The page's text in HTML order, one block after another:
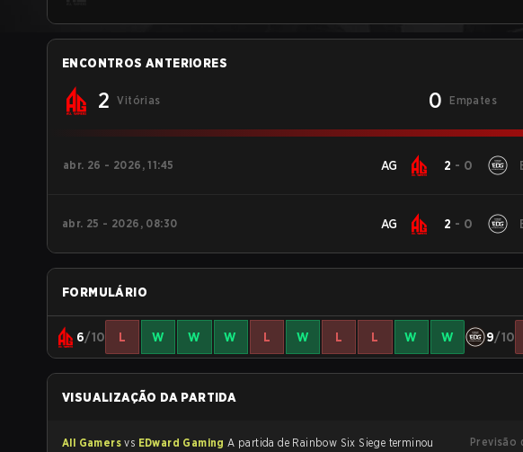
ENCONTROS ANTERIORES
2 Vitórias 0 Empates
abr. 26 - 2026, 11:45 AG 2 - 0
abr. 25 - 2026, 08:30 AG 2 - 0
FORMULÁRIO
6/10 L W W W L W L L W W 9/10
VISUALIZAÇÃO DA PARTIDA
All Gamersvs EDward Gaming
A partida de Rainbow Six Siege terminou
Previsão